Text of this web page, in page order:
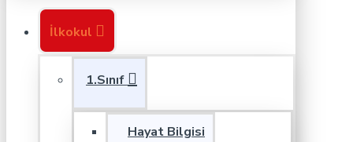
İlkokul
1.Sınıf
Hayat Bilgisi